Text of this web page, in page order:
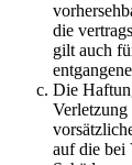
die
gilt auch
Die
auf die bei